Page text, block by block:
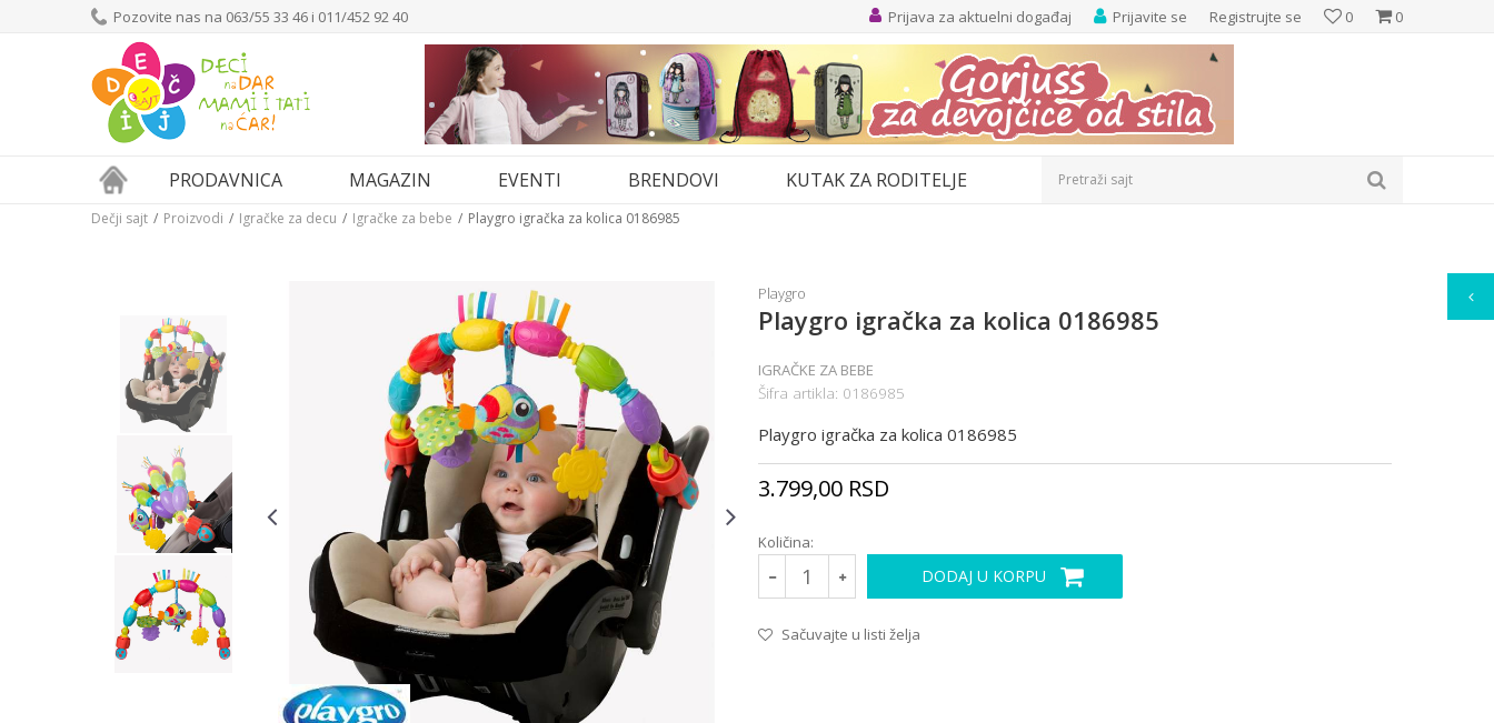
Pozovite nas na 063/55 33 46 i 011/452 92 40 0
0
Prijavite se Registrujte se
Prijava za aktuelni događaj
PRODAVNICA MAGAZIN EVENTI BRENDOVI KUTAK ZA RODITELJE Pretraži sajt
Dečji sajt Proizvodi Igračke za decu Igračke za bebe Playgro igračka za kolica 0186985
Playgro
Playgro igračka za kolica 0186985
IGRAČKE ZA BEBE
Šifra artikla: 0186985
Playgro igračka za kolica 0186985
3.799,00 RSD
Količina:
DODAJ U KORPU
Sačuvajte u listi želja